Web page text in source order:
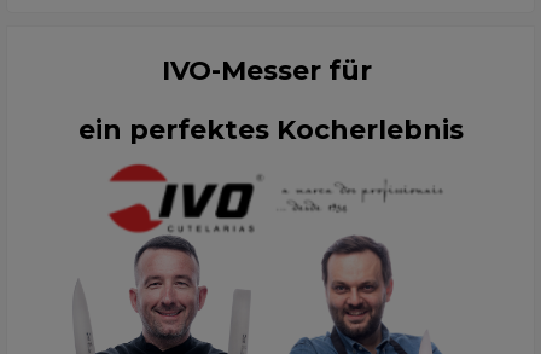
IVO-Messer für
ein perfektes Kocherlebnis